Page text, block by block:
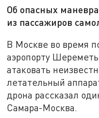
Об опасных
из пассажиров
В Москве во время
аэропорту
атаковать
летательный
дрона рассказал
Самара-Москва.